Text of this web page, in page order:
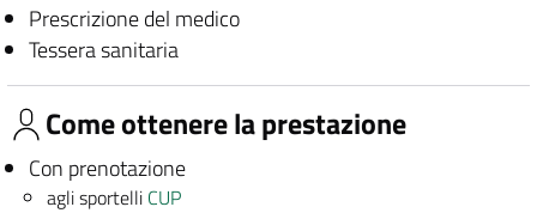
Prescrizione del medico
Tessera sanitaria
Come ottenere la prestazione
Con prenotazione
agli sportelli CUP